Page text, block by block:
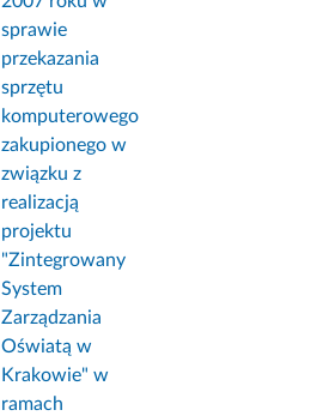
sprawie
przekazania
sprzętu
komputerowego
zakupionego w
związku z
realizacją
projektu
"Zintegrowany
System
Zarządzania
Oświatą w
Krakowie" w
ramach